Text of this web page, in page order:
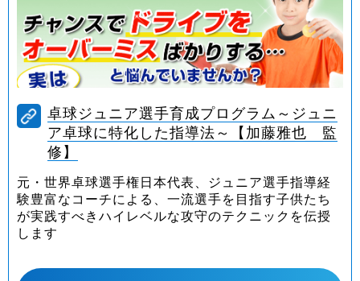
卓球ジュニア選手育成プログラム～ジュニ
ア卓球に特化した指導法～【加藤雅也 監
修】
元・世界卓球選手権日本代表、ジュニア選手指導経
験豊富なコーチによる、一流選手を目指す子供たち
が実践すべきハイレベルな攻守のテクニックを伝授
します